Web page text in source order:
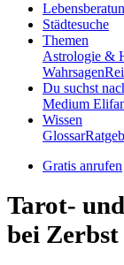
Städtesuche
Themen
Astrologie &
Wahrsagen
Du suchst
Medium
Wissen
Glossar
Gratis anrufen
Tarot-
bei Zerbst